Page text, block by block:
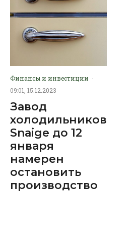
Финансы и инвестиции ·
09:01, 15.12.2023
Завод
холодильников
Snaige до 12
января
намерен
остановить
производство